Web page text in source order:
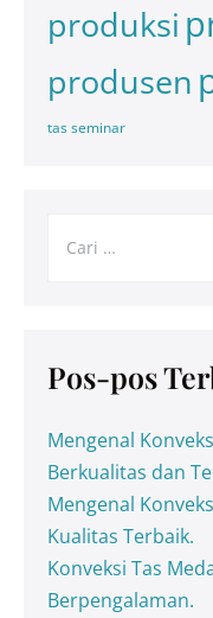
produksi
produsen
tas seminar
Pos-pos
Mengenal
Berkualitas dan
Mengenal
Kualitas Terbaik.
Konveksi Tas
Berpengalaman.